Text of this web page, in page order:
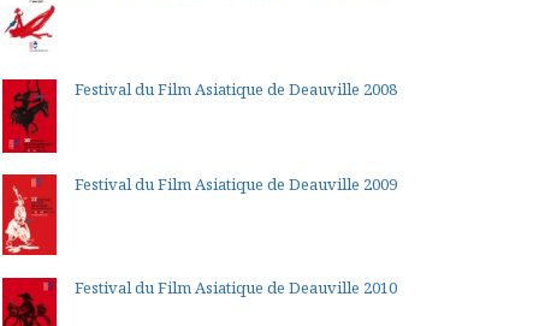
Festival du Film Asiatique de Deauville 2008
Festival du Film Asiatique de Deauville 2009
Festival du Film Asiatique de Deauville 2010